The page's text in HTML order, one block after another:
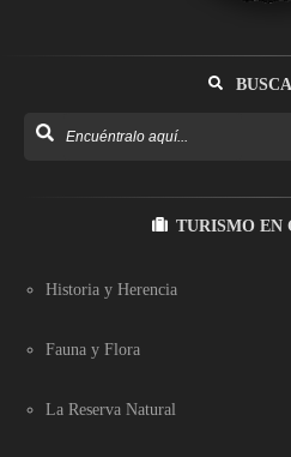
TURISMO EN
Historia y Herencia
Fauna y Flora
La Reserva Natural